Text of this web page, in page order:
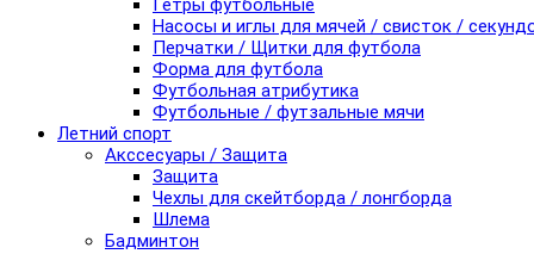
Гетры футбольные
Насосы и иглы для мячей / свисток /
Перчатки / Щитки для футбола
Форма для футбола
Футбольная атрибутика
Футбольные / футзальные мячи
Летний спорт
Акссесуары / Защита
Защита
Чехлы для скейтборда / лонгборда
Шлема
Бадминтон